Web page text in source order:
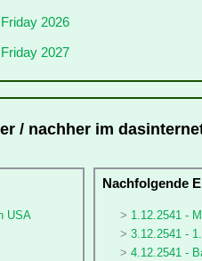
2026
2027
/ nachher im
USA
Nachfolgende
1.12.2541 -
3.12.2541 -
4.12.2541 -